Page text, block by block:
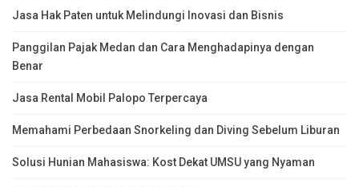
Jasa Hak Paten untuk Melindungi Inovasi dan Bisnis
Panggilan Pajak Medan dan Cara Menghadapinya dengan
Benar
Jasa Rental Mobil Palopo Terpercaya
Memahami Perbedaan Snorkeling dan Diving Sebelum Liburan
Solusi Hunian Mahasiswa: Kost Dekat UMSU yang Nyaman